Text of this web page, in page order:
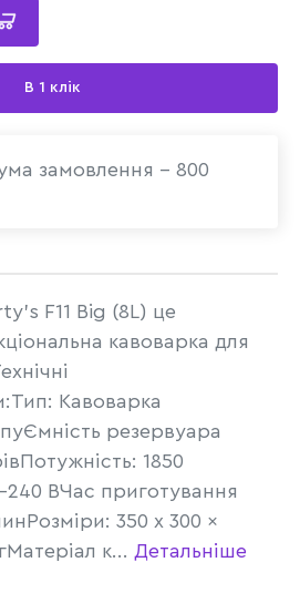
В 1 клік
замовлення - 800
F11 Big (8L) це
кавоварка для
Кавоварка
резервуара
1850
ВЧас приготування
350 x 300 x
к... Детальніше